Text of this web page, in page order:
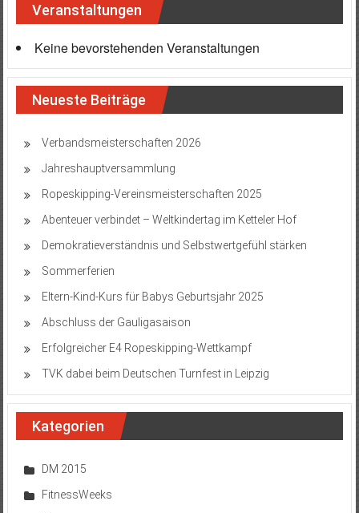
Veranstaltungen
Keine bevorstehenden Veranstaltungen
Neueste Beiträge
Verbandsmeisterschaften 2026
Jahreshauptversammlung
Ropeskipping-Vereinsmeisterschaften 2025
Abenteuer verbindet – Weltkindertag im Ketteler Hof
Demokratieverständnis und Selbstwertgefühl stärken
Sommerferien
Eltern-Kind-Kurs für Babys Geburtsjahr 2025
Abschluss der Gauligasaison
Erfolgreicher E4 Ropeskipping-Wettkampf
TVK dabei beim Deutschen Turnfest in Leipzig
Kategorien
DM 2015
FitnessWeeks